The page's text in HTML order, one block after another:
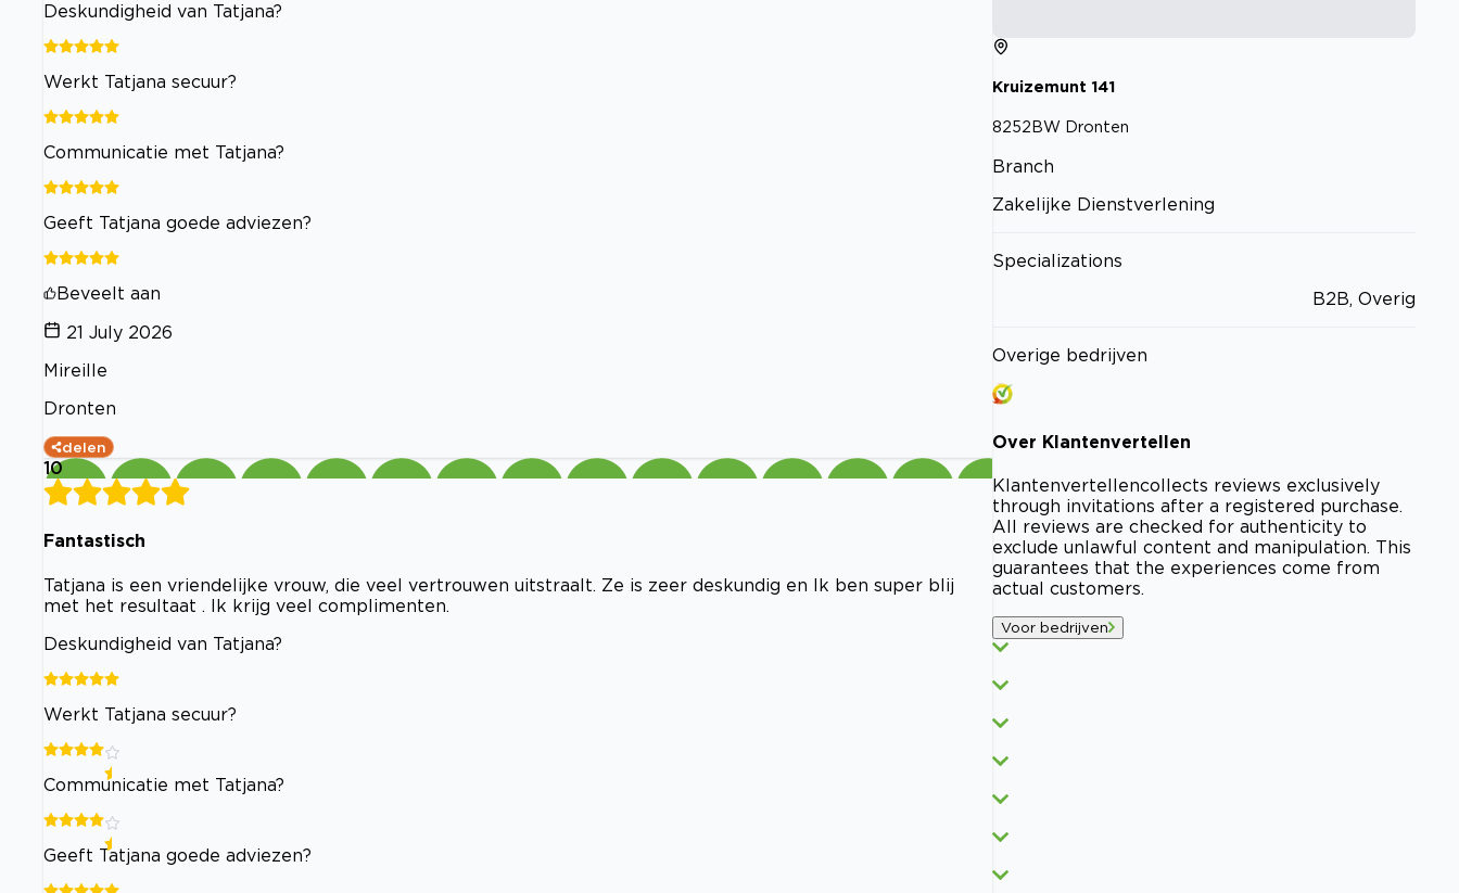
Deskundigheid van Tatjana?
Werkt Tatjana secuur?
Communicatie met Tatjana?
Geeft Tatjana goede adviezen?
Beveelt aan
21 July 2026
Mireille
Dronten
delen
10
Fantastisch
Tatjana is een vriendelijke vrouw, die veel vertrouwen uitstraalt. Ze is zeer deskundig en Ik ben super blij
met het resultaat . Ik krijg veel complimenten.
Deskundigheid van Tatjana?
Werkt Tatjana secuur?
Communicatie met Tatjana?
Geeft Tatjana goede adviezen?
Kruizemunt 141
8252BW Dronten
Branch
Zakelijke Dienstverlening
Specializations
B2B, Overig
Overige bedrijven
Over Klantenvertellen
Klantenvertellencollects reviews exclusively
through invitations after a registered purchase.
All reviews are checked for authenticity to
exclude unlawful content and manipulation. This
guarantees that the experiences come from
actual customers.
Voor bedrijven